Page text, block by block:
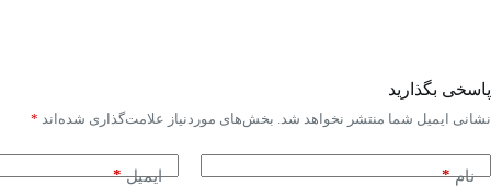
پاسخی بگذارید
نشانی ایمیل شما منتشر نخواهد شد. بخش‌های موردنیاز علامت‌گذاری شده‌اند *
نام* ایمیل*